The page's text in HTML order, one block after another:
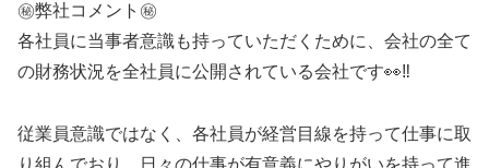
㊙️弊社コメント㊙️
各社員に当事者意識も持っていただくために、会社の全て
の財務状況を全社員に公開されている会社です👀‼️
従業員意識ではなく、各社員が経営目線を持って仕事に取